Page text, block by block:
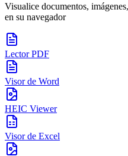
Visualice documentos,
en su navegador
Lector PDF
Visor de Word
HEIC Viewer
Visor de Excel